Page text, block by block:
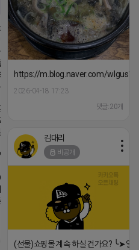
https://m.blog.naver.com/
2026-04-18 17:23
댓글:20개
장과, 프
집 10
탕에서
메뉴※
모집기
26 사
체험단
※ 모
12 ~
내 ※
능 체
니다.
김대리
비공개
(선물)쇼핑몰 계속 하실 건가요? ╰➤열